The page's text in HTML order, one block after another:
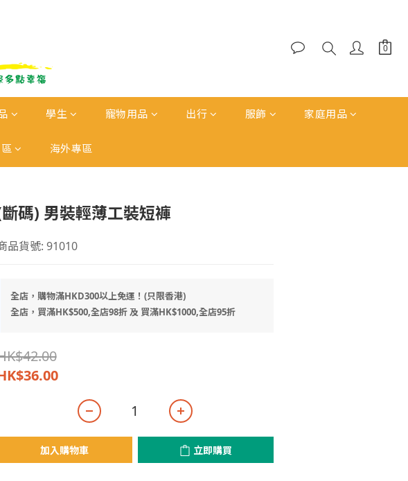
學生 寵物用品 出行 服飾 家庭用品
海外專區
碼) 男裝輕薄工裝短褲
品貨號: 91010
全店，購物滿HKD300以上免運！(只限香港)
全店，買滿HK$500,全店98折 及 買滿HK$1000,全店95折
加入購物車 立即購買